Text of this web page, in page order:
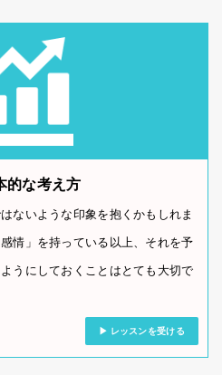
的な考え方
ないような印象を抱くかもしれま
情」を持っている以上、それを予
うにしておくことはとても大切で
レッスンを受ける